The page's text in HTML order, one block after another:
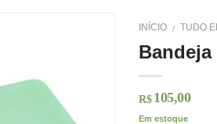
INÍCIO / TUDO
R$ 105,00
Em estoque